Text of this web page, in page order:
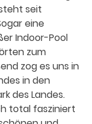
seit
eine
Indoor-Pool
zum
zog es uns in
in den
des Landes.
total fasziniert